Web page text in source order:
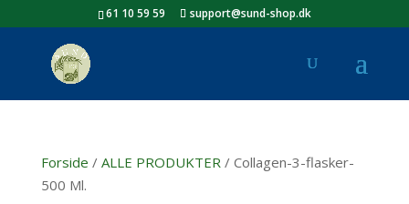
61 10 59 59 support@sund-shop.dk
Forside / ALLE PRODUKTER/ Collagen-3-flasker-
500 Ml.